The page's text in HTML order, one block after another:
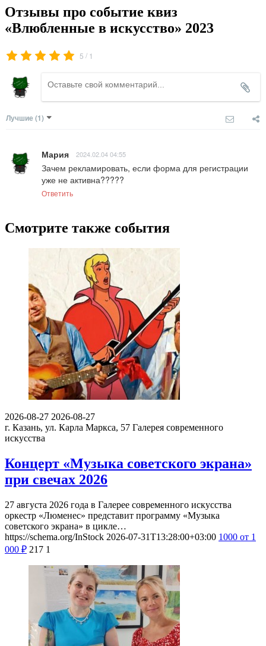
Отзывы про событие квиз
«Влюбленные в искусство» 2023
5 / 1
Лучшие (1)
Мария 2024.02.04 04:55
Зачем рекламировать, если форма для регистрации
уже не активна?????
Ответить
Смотрите также события
2026-08-27 2026-08-27
г. Казань, ул. Карла Маркса, 57 Галерея современного
искусства
Концерт «Музыка советского экрана»
при свечах 2026
27 августа 2026 года в Галерее современного искусства
оркестр «Люменес» представит программу «Музыка
советского экрана» в цикле…
https://schema.org/InStock 2026-07-31T13:28:00+03:00 1000 от 1
000 ₽ 217 1